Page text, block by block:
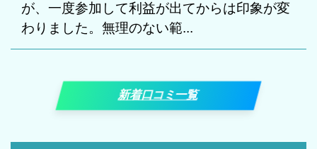
が、一度参加して利益が出てからは印象が変
わりました。無理のない範...
新着口コミ一覧